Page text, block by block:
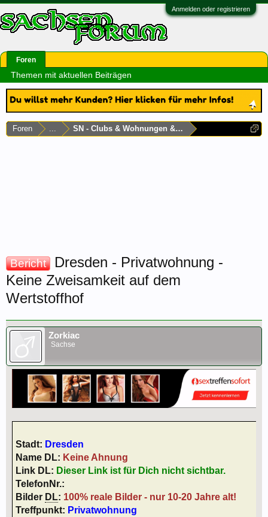
Anmelden oder registrieren
Foren ... SN - Clubs & Wohnungen & Laufhäuser
Bericht
Dresden - Privatwohnung -
Keine Zweisamkeit auf dem
Wertstoffhof
Zorkiac
Sachse
Stadt: Dresden
Name DL: Keine Ahnung
Link DL: Dieser Link ist für Dich nicht sichtbar.
TelefonNr.:
Bilder DL: 100% reale Bilder - nur 10-20 Jahre alt!
Treffpunkt: Privatwohnung
Foren
Themen mit aktuellen Beiträgen